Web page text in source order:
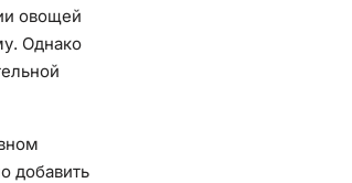
овощей
Однако
добавить